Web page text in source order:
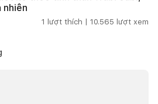
nhiên
1 lượt thích | 10.565 lượt xem